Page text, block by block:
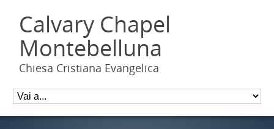
Calvary Chapel
Montebelluna
Chiesa Cristiana Evangelica